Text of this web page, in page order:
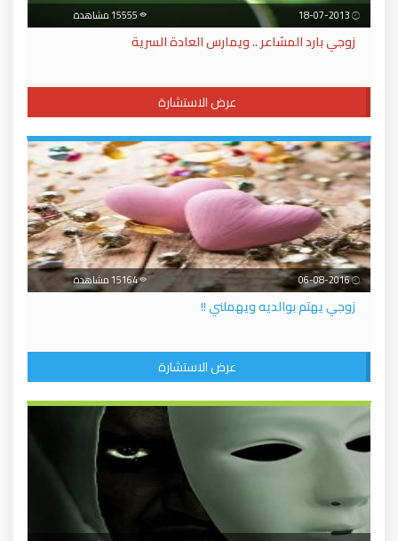
زوجي بارد المشاعر .. ويمارس العادة السرية
عرض الاستشارة
06-08-2016 15164 مشاهدة
زوجي يهتم بوالديه ويهملني !!
عرض الاستشارة